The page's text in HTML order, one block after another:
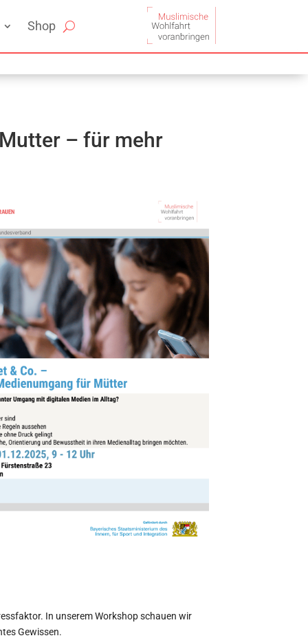
Shop
– für mehr
Office 365
In unserem Workshop schauen wir
Gewissen.